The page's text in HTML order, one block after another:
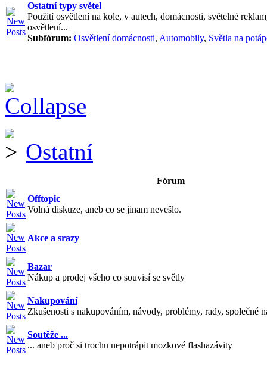
Ostatní typy světel
Použití osvětlení na kole, v autech, domácnosti, světelné
osvětlení...
Subfórum: Osvětlení domácnosti, Automobily, Světla na
Ostatní
Fórum
Offtopic
Volná diskuze, aneb co se jinam nevešlo.
Akce a srazy
Bazar
Nákup a prodej všeho co souvisí se světly
Nakupování
Zkušenosti s nakupováním, návody, problémy, rady, společné
Soutěže ...
... aneb proč si trochu nepotrápit mozkové flashazávity